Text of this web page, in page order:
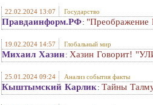
22.02.2024 13:07 Государство
Правдаинформ.РФ: "Преображение
19.02.2024 14:57 Глобальный мир
Михаил Хазин: Хазин Говорит!
25.01.2024 09:24 Анализ события факты
Кыштымский Карлик : Тайны